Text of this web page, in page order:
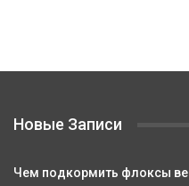
Новые Записи
Чем подкормить флоксы